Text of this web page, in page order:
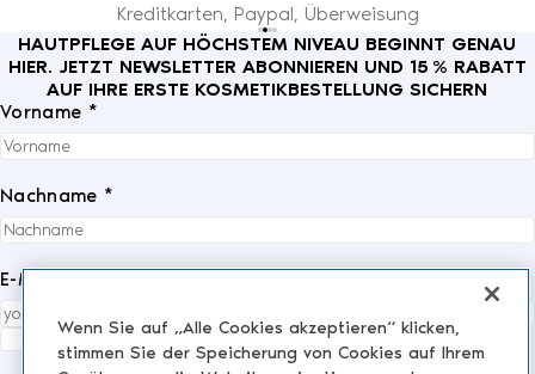
Für 100 % unserer Cosmeceuticals
HAUTPFLEGE AUF HÖCHSTEM NIVEAU BEGINNT GENAU
HIER. JETZT NEWSLETTER ABONNIEREN UND 15 % RABATT
AUF IHRE ERSTE KOSMETIKBESTELLUNG SICHERN
Vorname *
Nachname *
E-Mail *
Ich akzeptiere dieDatenschutzrichtlinievollständig.*
Wenn Sie auf „Alle Cookies akzeptieren“ klicken,
stimmen Sie der Speicherung von Cookies auf Ihrem